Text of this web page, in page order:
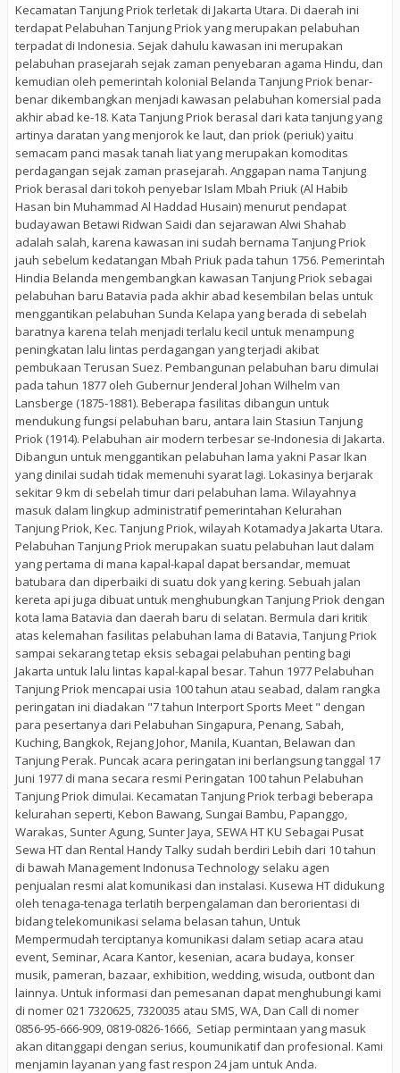
Kecamatan Tanjung Priok terletak di Jakarta Utara. Di daerah ini
terdapat Pelabuhan Tanjung Priok yang merupakan pelabuhan
terpadat di Indonesia. Sejak dahulu kawasan ini merupakan
pelabuhan prasejarah sejak zaman penyebaran agama Hindu, dan
kemudian oleh pemerintah kolonial Belanda Tanjung Priok benar-
benar dikembangkan menjadi kawasan pelabuhan komersial pada
akhir abad ke-18. Kata Tanjung Priok berasal dari kata tanjung yang
artinya daratan yang menjorok ke laut, dan priok (periuk) yaitu
semacam panci masak tanah liat yang merupakan komoditas
perdagangan sejak zaman prasejarah. Anggapan nama Tanjung
Priok berasal dari tokoh penyebar Islam Mbah Priuk (Al Habib
Hasan bin Muhammad Al Haddad Husain) menurut pendapat
budayawan Betawi Ridwan Saidi dan sejarawan Alwi Shahab
adalah salah, karena kawasan ini sudah bernama Tanjung Priok
jauh sebelum kedatangan Mbah Priuk pada tahun 1756. Pemerintah
Hindia Belanda mengembangkan kawasan Tanjung Priok sebagai
pelabuhan baru Batavia pada akhir abad kesembilan belas untuk
menggantikan pelabuhan Sunda Kelapa yang berada di sebelah
baratnya karena telah menjadi terlalu kecil untuk menampung
peningkatan lalu lintas perdagangan yang terjadi akibat
pembukaan Terusan Suez. Pembangunan pelabuhan baru dimulai
pada tahun 1877 oleh Gubernur Jenderal Johan Wilhelm van
Lansberge (1875-1881). Beberapa fasilitas dibangun untuk
mendukung fungsi pelabuhan baru, antara lain Stasiun Tanjung
Priok (1914). Pelabuhan air modern terbesar se-Indonesia di Jakarta.
Dibangun untuk menggantikan pelabuhan lama yakni Pasar Ikan
yang dinilai sudah tidak memenuhi syarat lagi. Lokasinya berjarak
sekitar 9 km di sebelah timur dari pelabuhan lama. Wilayahnya
masuk dalam lingkup administratif pemerintahan Kelurahan
Tanjung Priok, Kec. Tanjung Priok, wilayah Kotamadya Jakarta Utara.
Pelabuhan Tanjung Priok merupakan suatu pelabuhan laut dalam
yang pertama di mana kapal-kapal dapat bersandar, memuat
batubara dan diperbaiki di suatu dok yang kering. Sebuah jalan
kereta api juga dibuat untuk menghubungkan Tanjung Priok dengan
kota lama Batavia dan daerah baru di selatan. Bermula dari kritik
atas kelemahan fasilitas pelabuhan lama di Batavia, Tanjung Priok
sampai sekarang tetap eksis sebagai pelabuhan penting bagi
Jakarta untuk lalu lintas kapal-kapal besar. Tahun 1977 Pelabuhan
Tanjung Priok mencapai usia 100 tahun atau seabad, dalam rangka
peringatan ini diadakan "7 tahun Interport Sports Meet " dengan
para pesertanya dari Pelabuhan Singapura, Penang, Sabah,
Kuching, Bangkok, Rejang Johor, Manila, Kuantan, Belawan dan
Tanjung Perak. Puncak acara peringatan ini berlangsung tanggal 17
Juni 1977 di mana secara resmi Peringatan 100 tahun Pelabuhan
Tanjung Priok dimulai. Kecamatan Tanjung Priok terbagi beberapa
kelurahan seperti, Kebon Bawang, Sungai Bambu, Papanggo,
Warakas, Sunter Agung, Sunter Jaya, SEWA HT KU Sebagai Pusat
Sewa HT dan Rental Handy Talky sudah berdiri Lebih dari 10 tahun
di bawah Management Indonusa Technology selaku agen
penjualan resmi alat komunikasi dan instalasi. Kusewa HT didukung
oleh tenaga-tenaga terlatih berpengalaman dan berorientasi di
bidang telekomunikasi selama belasan tahun, Untuk
Mempermudah terciptanya komunikasi dalam setiap acara atau
event, Seminar, Acara Kantor, kesenian, acara budaya, konser
musik, pameran, bazaar, exhibition, wedding, wisuda, outbont dan
lainnya. Untuk informasi dan pemesanan dapat menghubungi kami
di nomer 021 7320625, 7320035 atau SMS, WA, Dan Call di nomer
0856-95-666-909, 0819-0826-1666, Setiap permintaan yang masuk
akan ditanggapi dengan serius, koumunikatif dan profesional. Kami
menjamin layanan yang fast respon 24 jam untuk Anda.